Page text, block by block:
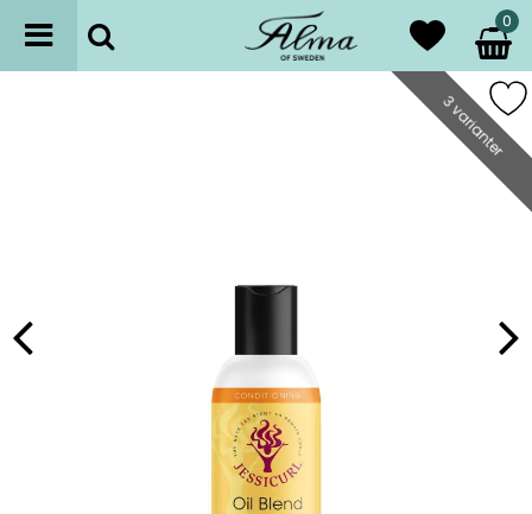
0
3 varianter